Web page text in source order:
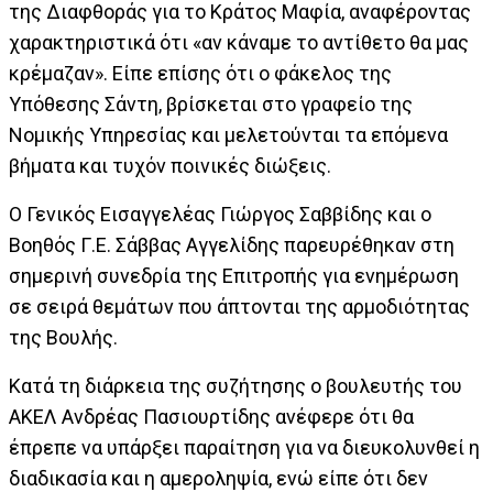
της Διαφθοράς για το Κράτος Μαφία, αναφέροντας
χαρακτηριστικά ότι «αν κάναμε το αντίθετο θα μας
κρέμαζαν». Είπε επίσης ότι ο φάκελος της
Υπόθεσης Σάντη, βρίσκεται στο γραφείο της
Νομικής Υπηρεσίας και μελετούνται τα επόμενα
βήματα και τυχόν ποινικές διώξεις.
Ο Γενικός Εισαγγελέας Γιώργος Σαββίδης και ο
Βοηθός Γ.Ε. Σάββας Αγγελίδης παρευρέθηκαν στη
σημερινή συνεδρία της Επιτροπής για ενημέρωση
σε σειρά θεμάτων που άπτονται της αρμοδιότητας
της Βουλής.
Κατά τη διάρκεια της συζήτησης ο βουλευτής του
ΑΚΕΛ Ανδρέας Πασιουρτίδης ανέφερε ότι θα
έπρεπε να υπάρξει παραίτηση για να διευκολυνθεί η
διαδικασία και η αμεροληψία, ενώ είπε ότι δεν